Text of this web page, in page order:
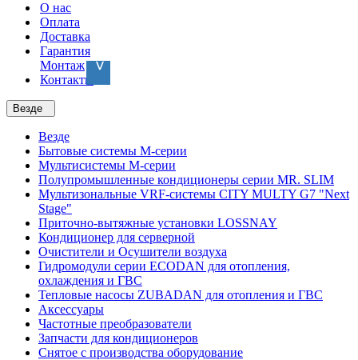
О нас
Оплата
Доставка
Гарантия
Монтаж
Контакты
Везде
Везде
Бытовые системы M-серии
Мультисистемы M-серии
Полупромышленные кондиционеры серии MR. SLIM
Мультизональные VRF-системы CITY MULTY G7 "Next
Stage"
Приточно-вытяжные установки LOSSNAY
Кондиционер для серверной
Очистители и Осушители воздуха
Гидромодули серии ECODAN для отопления,
охлаждения и ГВС
Тепловые насосы ZUBADAN для отопления и ГВС
Аксесcуары
Частотные преобразователи
Запчасти для кондиционеров
Снятое с производства оборудование